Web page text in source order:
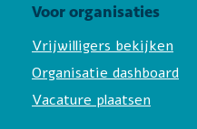
Voor organisaties
Vrijwilligers bekijken
Organisatie dashboard
Vacature plaatsen